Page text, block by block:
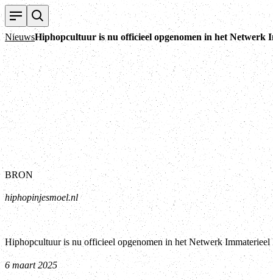
NieuwsHiphopcultuur is nu officieel opgenomen in het Netwerk
BRON
hiphopinjesmoel.nl
Hiphopcultuur is nu officieel opgenomen in het Netwerk Immaterieel
6 maart 2025